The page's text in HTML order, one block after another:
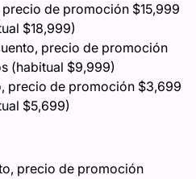
precio de promoción $15,999
$18,999)
precio de promoción
(habitual $9,999)
precio de promoción $3,699
$5,699)
precio de promoción